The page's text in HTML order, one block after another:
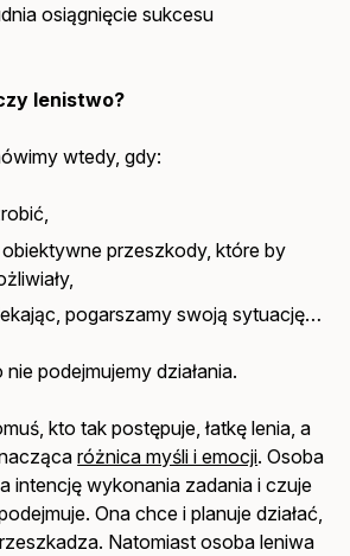
osiągnięcie sukcesu
lenistwo?
wtedy, gdy:
przeszkody, które by
pogarszamy swoją sytuację…
podejmujemy działania.
kto tak postępuje, łatkę lenia, a
różnica myśli i emocji. Osoba
intencję wykonania zadania i czuje
Ona chce i planuje działać,
Natomiast osoba leniwa